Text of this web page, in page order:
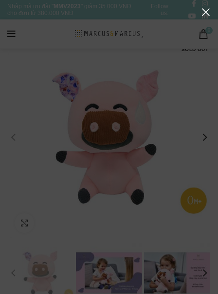
Nhập mã ưu đãi " MMV2023 " giảm 35.000 VNĐ
cho đơn từ 380.000 VNĐ
Follow
us:
SOLD OUT